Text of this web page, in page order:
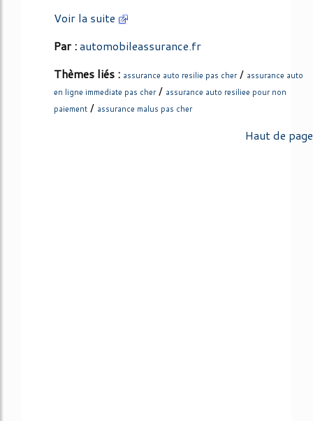
Voir la suite
Par :automobileassurance.fr
Thèmes liés : assurance auto resilie pas cher/ assurance auto
en ligne immediate pas cher/ assurance auto resiliee pour non
paiement / assurance malus pas cher
Haut de page